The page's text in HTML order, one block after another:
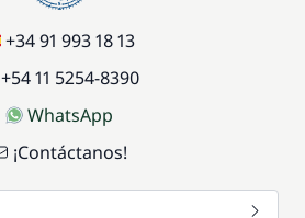
+34 91 993 18 13
+54 11 5254-8390
WhatsApp
¡Contáctanos!